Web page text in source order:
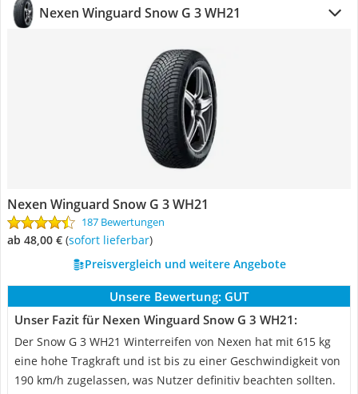
Nexen Winguard Snow G 3 WH21
Nexen Winguard Snow G 3 WH21
187 Bewertungen
ab 48,00 € ( Sofort lieferbar)
Preisvergleich und weitere Angebote
Unsere Bewertung: GUT
Unser Fazit für Nexen Winguard Snow G 3 WH21:
Der Snow G 3 WH21 Winterreifen von Nexen hat mit 615 kg
eine hohe Tragkraft und ist bis zu einer Geschwindigkeit von
190 km/h zugelassen, was Nutzer definitiv beachten sollten.